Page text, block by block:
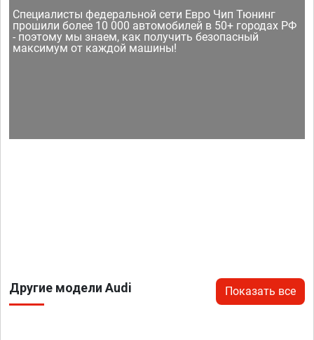
Специалисты федеральной сети Евро Чип Тюнинг
прошили более 10 000 автомобилей в 50+ городах РФ
- поэтому мы знаем, как получить безопасный
максимум от каждой машины!
Другие модели Audi Показать все